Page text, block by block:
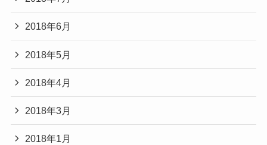
2018年6月
2018年5月
2018年4月
2018年3月
2018年1月